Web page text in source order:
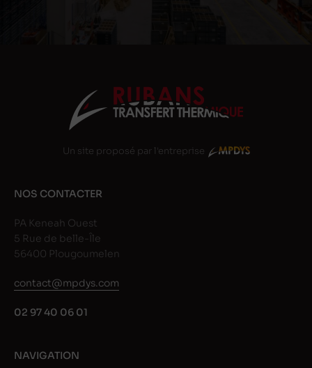
Un site proposé par l'entreprise
NOS CONTACTER
PA Keneah Ouest
5 Rue de belle-Île
56400 Plougoumelen
contact@mpdys.com
02 97 40 06 01
NAVIGATION